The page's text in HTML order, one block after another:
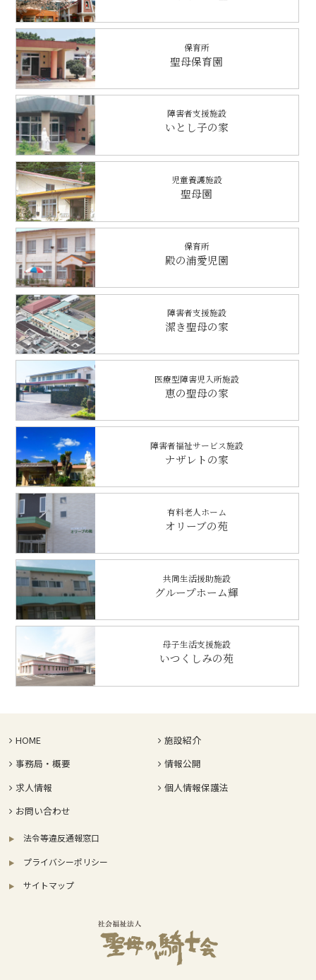
保育所
聖母保育園
障害者支援施設
いとし子の家
児童養護施設
聖母園
保育所
殿の浦愛児園
障害者支援施設
潔き聖母の家
医療型障害児入所施設
恵の聖母の家
障害者福祉サービス施設
ナザレトの家
有料老人ホーム
オリーブの苑
共同生活援助施設
グループホーム輝
母子生活支援施設
いつくしみの苑
HOME
施設紹介
事務局・概要
情報公開
求人情報
個人情報保護法
お問い合わせ
法令等違反通報窓口
プライバシーポリシー
サイトマップ